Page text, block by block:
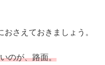
さえておきましょう。
のが、路面。